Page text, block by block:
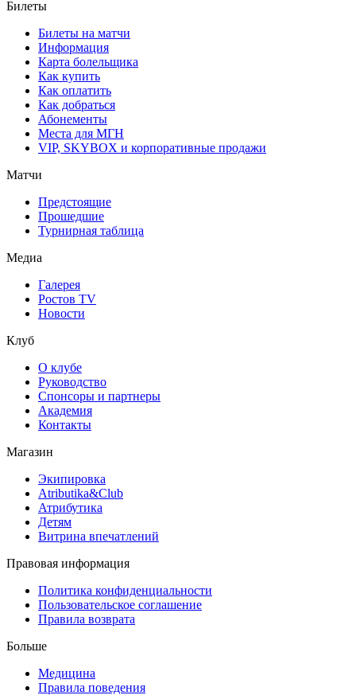
Билеты
Билеты на матчи
Информация
Карта болельщика
Как купить
Как оплатить
Как добраться
Абонементы
Места для МГН
VIP, SKYBOX и корпоративные продажи
Матчи
Предстоящие
Прошедшие
Турнирная таблица
Медиа
Галерея
Ростов TV
Новости
Клуб
О клубе
Руководство
Спонсоры и партнеры
Академия
Контакты
Магазин
Экипировка
Atributika&Club
Атрибутика
Детям
Витрина впечатлений
Правовая информация
Политика конфиденциальности
Пользовательское соглашение
Правила возврата
Больше
Медицина
Правила поведения